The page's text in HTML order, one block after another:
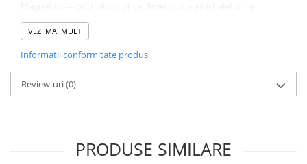
Eleganta & Functionalitate Inchiderea magnetica revolutioneaza
modul de a purta smartwatch-ul — un singur gest securizeaza
transforma orice smartwatch intr-un accesoriu de lux, perfect
pentru intalniri de afaceri, evenimente formale sau oriunde vrei
sa impresionezi. 🔹 Instalare Quick-release pentru montare
rapida pe smartwatch. Inchidere magnetica pentru confort si
VEZI MAI MULT
Informatii conformitate produs
Review-uri(0)
PRODUSE SIMILARE